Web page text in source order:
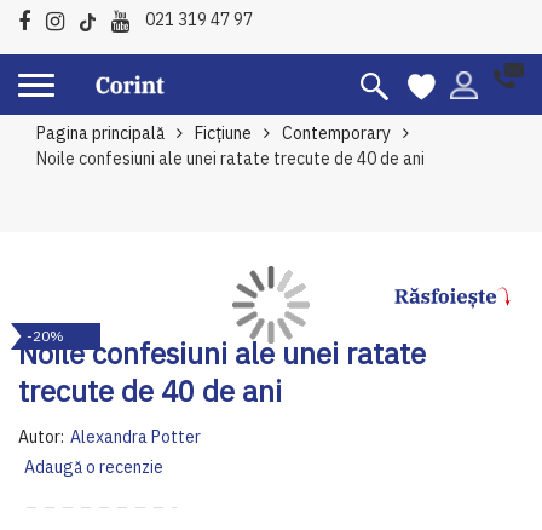
021 319 47 97
Pagina principală Ficțiune
Contemporary
Noile confesiuni ale unei ratate trecute de 40 de ani
Noile confesiuni ale unei ratate
trecute de 40 de ani
Autor: Alexandra Potter
Adaugă o recenzie
to
the
end
the
images
-20%